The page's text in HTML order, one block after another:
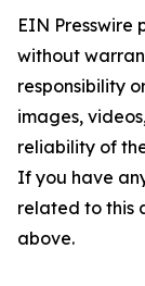
EIN Presswire
without
responsibility
images,
reliability of
If you have
related to this
above.